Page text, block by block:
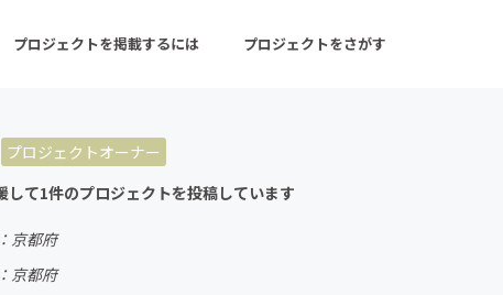
プロジェクトを掲載するには プロジェクトをさがす
注目の新着プロジェクト 募集終了が近いプロジェクト
音楽
プロジェクトオーナー
して1件のプロジェクトを投稿しています
京都府
京都府